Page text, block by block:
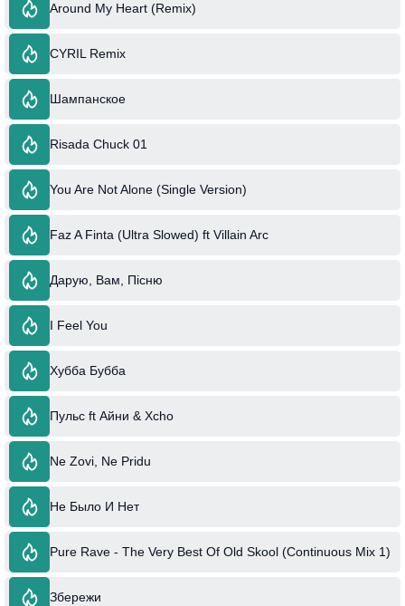
Around My Heart (Remix)
CYRIL Remix
Шампанское
Risada Chuck 01
You Are Not Alone (Single Version)
Faz A Finta (Ultra Slowed) ft Villain Arc
Дарую, Вам, Пісню
I Feel You
Хубба Бубба
Пульс ft Айни & Xcho
Ne Zovi, Ne Pridu
Не Было И Нет
Pure Rave - The Very Best Of Old Skool (Continuous Mix 1)
Збережи